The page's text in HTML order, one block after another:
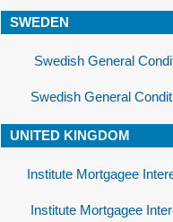
SWEDEN
Swedish General
Swedish General
UNITED KINGDOM
Institute Mortgagee
Institute Mortgagee